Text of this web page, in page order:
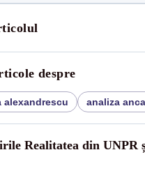
despre
alexandrescu analiza
Realitatea din UNPR